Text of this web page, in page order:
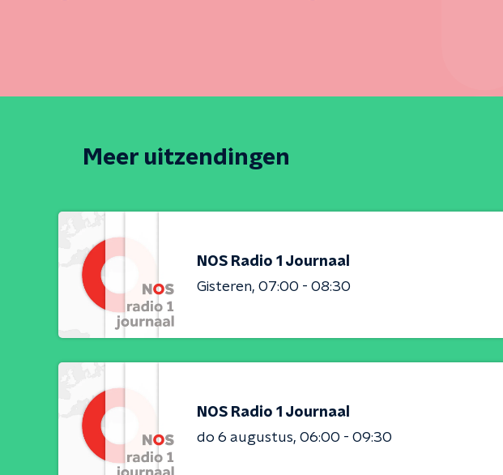
Meer uitzendingen
NOS Radio 1 Journaal
Gisteren 07:00 - 08:30
NOS Radio 1 Journaal
do 6 augustus 06:00 - 09:30